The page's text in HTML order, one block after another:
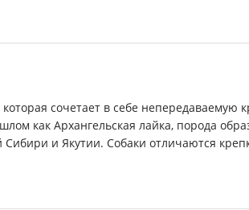
сочетает в себе непередаваемую
как Архангельская лайка, порода
Сибири и Якутии. Собаки отличаются